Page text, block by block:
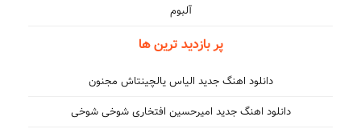
آلبوم
پر بازدید ترین ها
دانلود اهنگ جدید الیاس یالچینتاش مجنون
دانلود اهنگ جدید امیرحسین افتخاری شوخی شوخی